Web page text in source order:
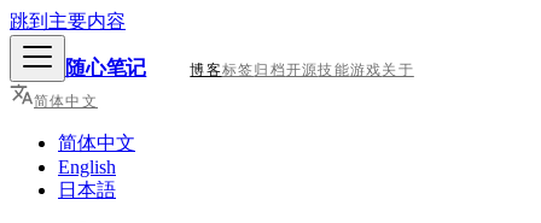
跳到主要内容
随心笔记 博客标签归档开源技能游戏关于
简体中文
简体中文
English
日本語